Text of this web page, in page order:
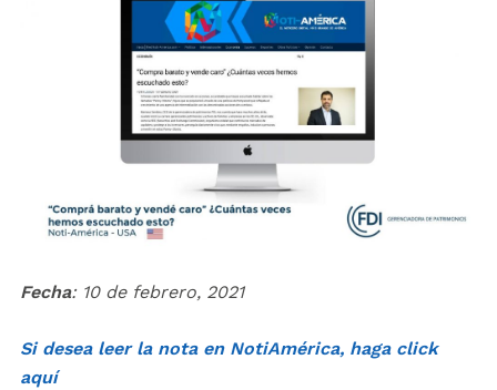
Fecha: 10 de febrero, 2021
Si desea leer la nota en NotiAmérica, haga click
aquí